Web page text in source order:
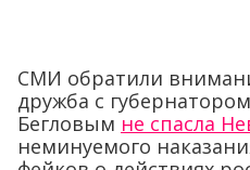
СМИ обратили
дружба с
Бегловым не спасла
неминуемого